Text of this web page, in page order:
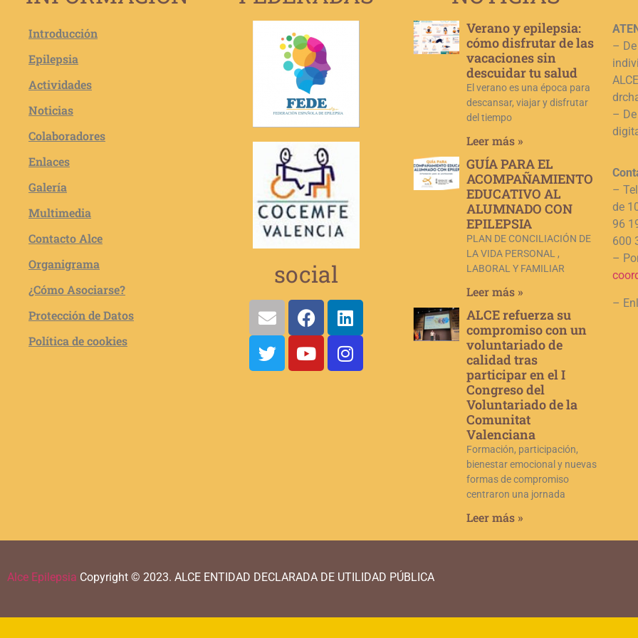
Introducción
Epilepsia
Actividades
Noticias
Colaboradores
Enlaces
Galería
Multimedia
Contacto Alce
Organigrama
¿Cómo Asociarse?
Protección de Datos
Política de cookies
social
Verano y epilepsia:
cómo disfrutar de las
vacaciones sin
descuidar tu salud
El verano es una época para
descansar, viajar y disfrutar
del tiempo
Leer más »
GUÍA PARA EL
ACOMPAÑAMIENTO
EDUCATIVO AL
ALUMNADO CON
EPILEPSIA
PLAN DE CONCILIACIÓN DE
LA VIDA PERSONAL ,
LABORAL Y FAMILIAR
Leer más »
ALCE refuerza su
compromiso con un
voluntariado de
calidad tras
participar en el I
Congreso del
Voluntariado de la
Comunitat
Valenciana
Formación, participación,
bienestar emocional y nuevas
formas de compromiso
centraron una jornada
Leer más »
–
–
–
de
96
600
–
–
Alce Epilepsia Copyright © 2023. ALCE ENTIDAD DECLARADA DE UTILIDAD PÚBLICA